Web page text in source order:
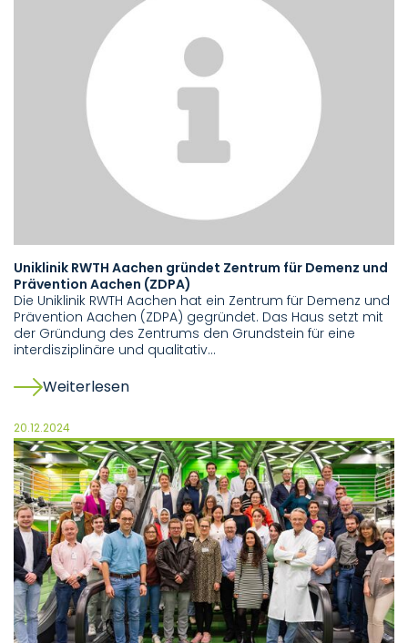
Uniklinik RWTH Aachen gründet Zentrum für Demenz und
Prävention Aachen (ZDPA)
Die Uniklinik RWTH Aachen hat ein Zentrum für Demenz und
Prävention Aachen (ZDPA) gegründet. Das Haus setzt mit
der Gründung des Zentrums den Grundstein für eine
interdisziplinäre und qualitativ…
Weiterlesen
20.12.2024